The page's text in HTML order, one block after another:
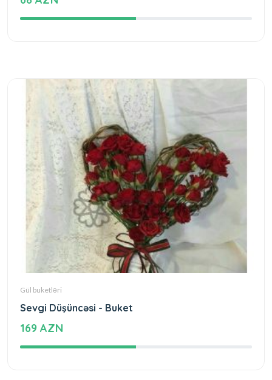
Gül buketləri
Sevgi Düşüncəsi - Buket
169 AZN